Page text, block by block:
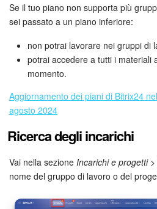
Collab
Bitrix24 Drive
Webmail
Incarichi e progetti
Se il tuo piano non supporta più
sei passato a un piano inferiore:
non potrai lavorare nei gruppi di
potrai accedere a tutti i materiali
momento.
Aggiornamento dei piani di Bitrix24
agosto 2024
Ricerca degli incarichi
Vai nella sezione Incarichi e progetti>
nome del gruppo di lavoro o del